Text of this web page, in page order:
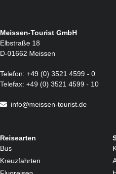
Meissen-Tourist GmbH
Elbstraße 18
D-01662 Meissen
Telefon: +49 (0) 3521 4599 - 0
Telefax: +49 (0) 3521 4599 - 10
info@meissen-tourist.de
Reisearten
Bus
Kreuzfahrten